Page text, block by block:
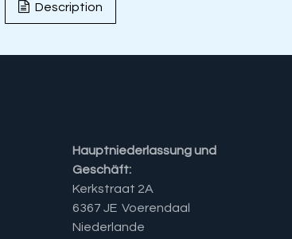
Description
Hauptniederlassung und
Geschäft:
Kerkstraat 2A
6367 JE Voerendaal
Niederlande